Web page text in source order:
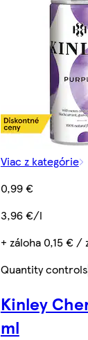
Viac z kategórie
0,99 €
3,96 €/l
+ záloha 0,15 € /
Quantity controls
Kinley
ml